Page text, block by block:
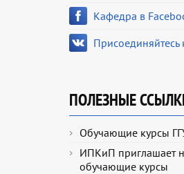
Кафедра в
Присоединяйтесь
ПОЛЕЗНЫЕ
Обучающие курсы
ИПКиП приглашает
обучающие курсы